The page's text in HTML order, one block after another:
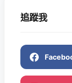
追蹤我